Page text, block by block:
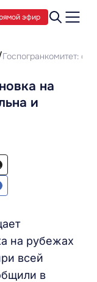
эфир
Госпогранкомитет:
на
и
на рубежах
всей
в